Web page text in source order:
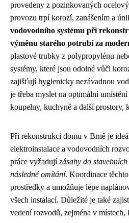
provedeny z pozinkovaných
provozu trpí korozí, zanášením a
vodovodního systému při
výměnu starého potrubí za
plastové trubky z polypropylénu
systémy, které jsou odolné vůči
zajišťují hygienicky nezávadnou
je třeba myslet na optimální
koupelny, kuchyně a další prostory,
Při rekonstrukci domu v Brně je
elektroinstalace a vodovodních
práce vyžadujízásahy do
následné omítání. Koordinace
prostředky a umožňuje lépe
všech instalací. Důležité je také
vedení rozvodů, zejména v místech,